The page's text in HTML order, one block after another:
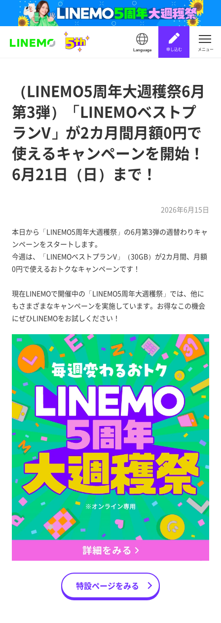
Language 申し込む メニュー
（LINEMO5周年大週穫祭6月
第3弾）「LINEMOベストプ
ランV」が2カ月間月額0円で
使えるキャンペーンを開始！
6月21日（日）まで！
2026年6月15日
本日から「LINEMO5周年大週穫祭」の6月第3弾の週替わりキャ
ンペーンをスタートします。
今週は、「LINEMOベストプランV」（30GB）が2カ月間、月額
0円で使えるおトクなキャンペーンです！
現在LINEMOで開催中の「LINEMO5周年大週穫祭」では、他に
もさまざまなキャンペーンを実施しています。お得なこの機会
にぜひLINEMOをお試しください！
特設ページをみる